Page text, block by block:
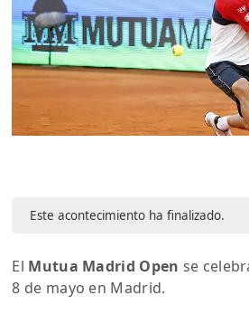
Este acontecimiento ha finalizado.
El Mutua Madrid Open se
8 de mayo en Madrid.